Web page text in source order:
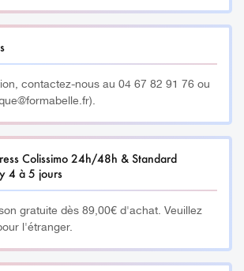
contactez-nous au 04 67 82 91 76 ou
Colissimo 24h/48h & Standard
4 à 5 jours
gratuite dès 89,00€ d'achat. Veuillez
l'étranger.